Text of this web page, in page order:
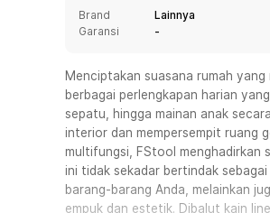
Toko
Toko
Pick n Go
Pick n Go
Pick n Go
Brand
Lainnya
Garansi
-
Menciptakan suasana rumah
berbagai perlengkapan harian
sepatu, hingga mainan anak
interior dan mempersempit ruang
multifungsi, FStool menghadirkan
ini tidak sekadar bertindak
barang-barang Anda, melainkan
empuk dan estetik. Dibalut kain